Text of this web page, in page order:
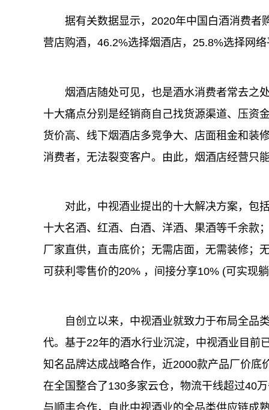
据有关数据显示，2020年中国白酒消费者
营店购酒，46.2%选择烟酒店，25.8%选择网
烟酒店随处可见，也是酒水消费者常去之
十大痛点分别是经销商自己找货源渠道、压资
货价高、线下烟酒店多竞争大、店面租金和装
消费者，无法裂变客户。由此，烟酒店经营只
对此，中视酒业提出的十大解决方案，包
十大名酒、红酒、白酒、洋酒、果酒等千余款
厂家直供，直击底价；无需店面，无需装修；
可获利零售价的20% ，间接分享10% (可实现
自创立以来，中视酒业就致力于布局全品
代。基于22年的酒水行业沉淀，中视酒业目前
知名品牌达成战略合作，近2000款产品厂价
在全国整合了130多家云仓，物流干线超过40